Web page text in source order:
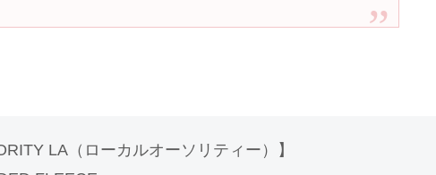
LA（ローカルオーソリティー）】